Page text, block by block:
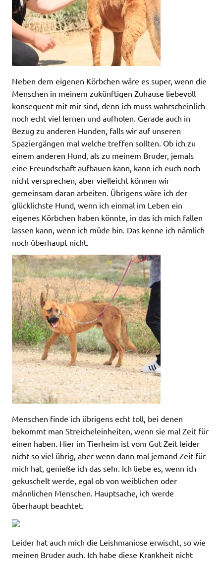
Neben dem eigenen Körbchen wäre es super, wenn die
Menschen in meinem zukünftigen Zuhause liebevoll
konsequent mit mir sind, denn ich muss wahrscheinlich
noch echt viel lernen und aufholen. Gerade auch in
Bezug zu anderen Hunden, falls wir auf unseren
Spaziergängen mal welche treffen sollten. Ob ich zu
einem anderen Hund, als zu meinem Bruder, jemals
eine Freundschaft aufbauen kann, kann ich euch noch
nicht versprechen, aber vielleicht können wir
gemeinsam daran arbeiten. Übrigens wäre ich der
glücklichste Hund, wenn ich einmal im Leben ein
eigenes Körbchen haben könnte, in das ich mich fallen
lassen kann, wenn ich müde bin. Das kenne ich nämlich
noch überhaupt nicht.
Menschen finde ich übrigens echt toll, bei denen
bekommt man Streicheleinheiten, wenn sie mal Zeit für
einen haben. Hier im Tierheim ist vom Gut Zeit leider
nicht so viel übrig, aber wenn dann mal jemand Zeit für
mich hat, genieße ich das sehr. Ich liebe es, wenn ich
gekuschelt werde, egal ob von weiblichen oder
männlichen Menschen. Hauptsache, ich werde
überhaupt beachtet.
Leider hat auch mich die Leishmaniose erwischt, so wie
meinen Bruder auch. Ich habe diese Krankheit nicht